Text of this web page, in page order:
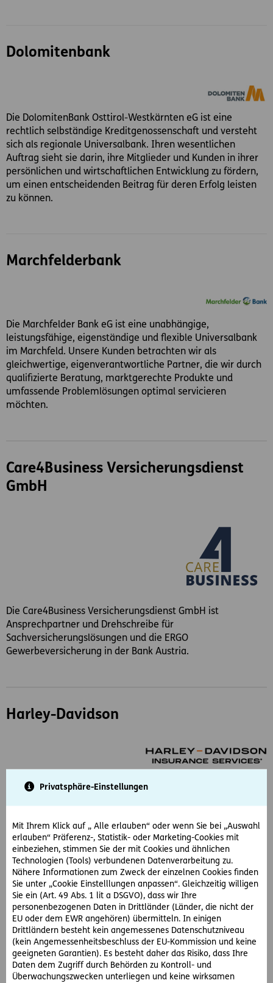
Privatsphäre-Einstellungen
Mit Ihrem Klick auf „ Alle erlauben“ oder wenn Sie bei „Auswahl
erlauben“ Präferenz-, Statistik- oder Marketing-Cookies mit
einbeziehen, stimmen Sie der mit Cookies und ähnlichen
Technologien (Tools) verbundenen Datenverarbeitung zu.
Nähere Informationen zum Zweck der einzelnen Cookies finden
Sie unter „Cookie Einstelllungen anpassen“. Gleichzeitig willigen
Sie ein (Art. 49 Abs. 1 lit a DSGVO), dass wir Ihre
personenbezogenen Daten in Drittländer (Länder, die nicht der
EU oder dem EWR angehören) übermitteln. In einigen
Drittländern besteht kein angemessenes Datenschutzniveau
(kein Angemessenheitsbeschluss der EU-Kommission und keine
geeigneten Garantien). Es besteht daher das Risiko, dass Ihre
Daten dem Zugriff durch Behörden zu Kontroll- und
Überwachungszwecken unterliegen und keine wirksamen
Dolomitenbank
Die DolomitenBank Osttirol-Westkärnten eG ist eine
rechtlich selbständige Kreditgenossenschaft und versteht
sich als regionale Universalbank. Ihren wesentlichen
Auftrag sieht sie darin, ihre Mitglieder und Kunden in ihrer
persönlichen und wirtschaftlichen Entwicklung zu fördern,
um einen entscheidenden Beitrag für deren Erfolg leisten
zu können.
Marchfelderbank
Die Marchfelder Bank eG ist eine unabhängige,
leistungsfähige, eigenständige und flexible Universalbank
im Marchfeld. Unsere Kunden betrachten wir als
gleichwertige, eigenverantwortliche Partner, die wir durch
qualifizierte Beratung, marktgerechte Produkte und
umfassende Problemlösungen optimal servicieren
möchten.
Care4Business Versicherungsdienst
GmbH
Die Care4Business Versicherungsdienst GmbH ist
Ansprechpartner und Drehschreibe für
Sachversicherungslösungen und die ERGO
Gewerbeversicherung in der Bank Austria.
Harley-Davidson
Unter der Marke Harley-Davidson Insurance Services bietet
die ERGO Versicherung – als exklusiver Harley-Davidson
Kooperationspartner in Österreich – ein
maßgeschneidertes Sicherheitspaket rund um das
legendäre Kult-Motorrad.
www.ergo-hdis.at
Ubimet